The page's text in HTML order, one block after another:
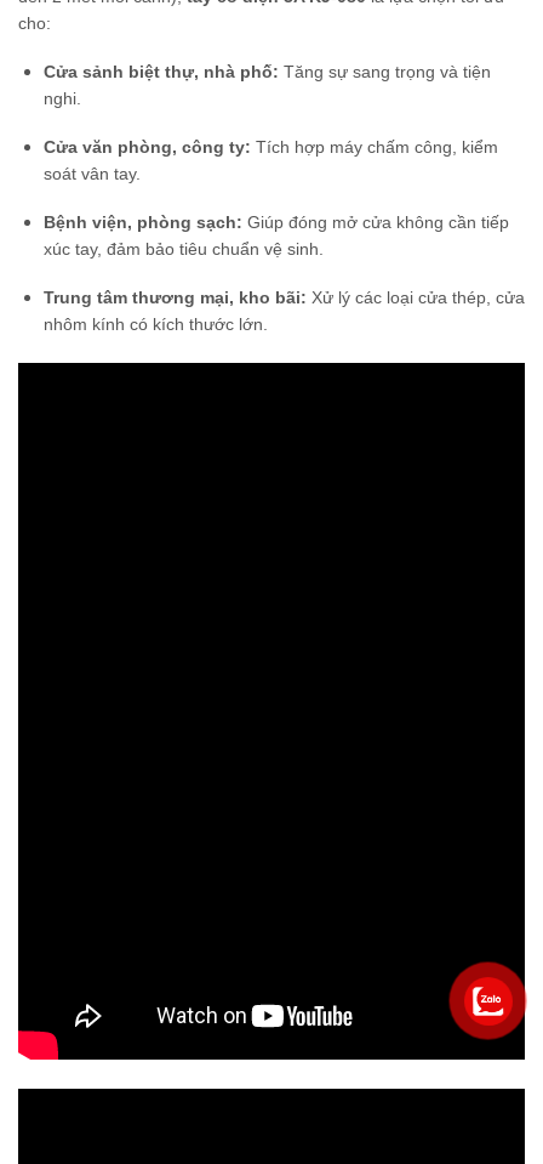
cho:
Cửa sảnh biệt thự, nhà phố: Tăng sự sang trọng và tiện
nghi.
Cửa văn phòng, công ty: Tích hợp máy chấm công, kiểm
soát vân tay.
Bệnh viện, phòng sạch: Giúp đóng mở cửa không cần tiếp
xúc tay, đảm bảo tiêu chuẩn vệ sinh.
Trung tâm thương mại, kho bãi: Xử lý các loại cửa thép, cửa
nhôm kính có kích thước lớn.